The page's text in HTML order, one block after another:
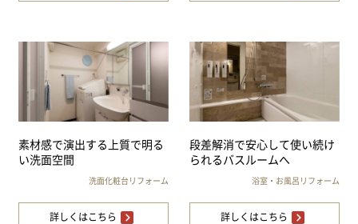
素材感で演出する上質で明る
い洗面空間
洗面化粧台リフォーム
詳しくはこちら
段差解消で安心して使い続け
られるバスルームへ
浴室・お風呂リフォーム
詳しくはこちら